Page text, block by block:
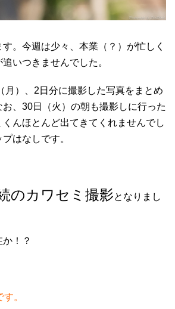
。今週は少々、本業（？）が忙しく
いつきませんでした。
月）、2日分に撮影した写真をまとめ
、30日（火）の朝も撮影しに行った
んほとんど出てきてくれませんでし
はなしです。
のカワセミ撮影となりまし
！？
。